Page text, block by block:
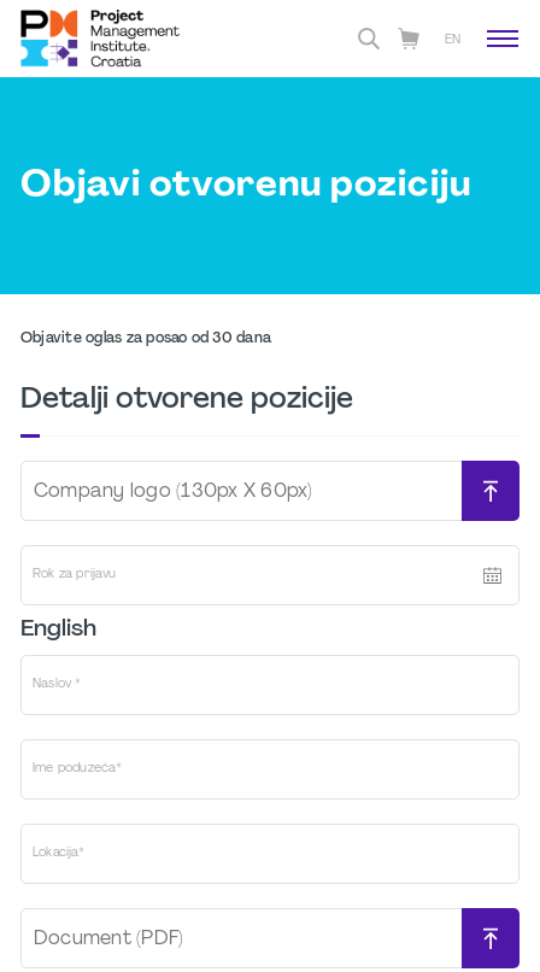
EN
Objavi otvorenu poziciju
Objavite oglas za posao od 30 dana
Detalji otvorene pozicije
Company logo (130px X 60px)
Rok za prijavu
English
Naslov *
Ime poduzeća*
Lokacija*
Document (PDF)